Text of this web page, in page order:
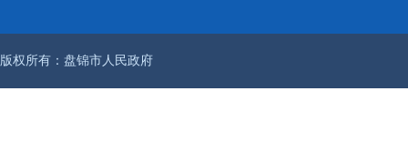
版权所有：盘锦市人民政府